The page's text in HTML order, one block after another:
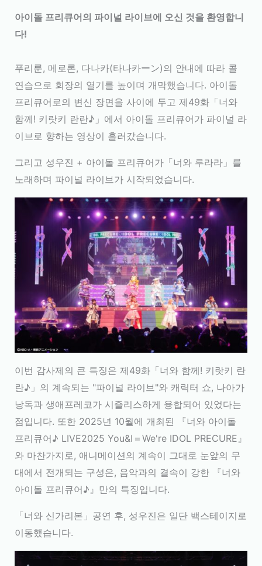
아이돌 프리큐어의 파이널 라이브에 오신 것을 환영합니
다!
푸리룬, 메로론, 다나카(타나카ーン)의 안내에 따라 콜
연습으로 회장의 열기를 높이며 개막했습니다. 아이돌
프리큐어로의 변신 장면을 사이에 두고 제49화「너와
함께! 키랏키 란란♪」에서 아이돌 프리큐어가 파이널 라
이브로 향하는 영상이 흘러갔습니다.
그리고 성우진 + 아이돌 프리큐어가「너와 루라라」를
노래하며 파이널 라이브가 시작되었습니다.
이번 감사제의 큰 특징은 제49화「너와 함께! 키랏키 란
란♪」의 계속되는 "파이널 라이브"와 캐릭터 쇼, 나아가
낭독과 생애프레코가 시즐리스하게 융합되어 있었다는
점입니다. 또한 2025년 10월에 개최된 『너와 아이돌
프리큐어♪ LIVE2025 You&I＝We're IDOL PRECURE』
와 마찬가지로, 애니메이션의 계속이 그대로 눈앞의 무
대에서 전개되는 구성은, 음악과의 결속이 강한 『너와
아이돌 프리큐어♪』만의 특징입니다.
「너와 신가리본」공연 후, 성우진은 일단 백스테이지로
이동했습니다.